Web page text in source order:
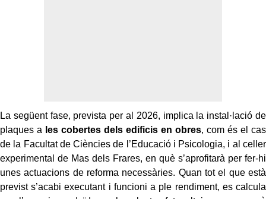
La següent fase, prevista per al 2026, implica la instal·lació de
plaques a les cobertes dels edificis en obres, com és el cas
de la Facultat de Ciències de l’Educació i Psicologia, i al celler
experimental de Mas dels Frares, en què s’aprofitarà per fer-hi
unes actuacions de reforma necessàries. Quan tot el que està
previst s’acabi executant i funcioni a ple rendiment, es calcula